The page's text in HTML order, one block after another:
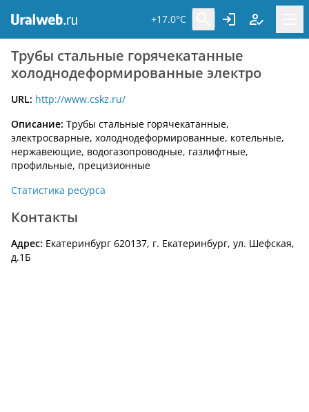
+17.0°C
Трубы стальные горячекатанные
холоднодеформированные электро
URL: http://www.cskz.ru/
Описание: Трубы стальные горячекатанные,
электросварные, холоднодеформированные, котельные,
нержавеющие, водогазопроводные, газлифтные,
профильные, прецизионные
Статистика ресурса
Контакты
Адрес: Екатеринбург 620137, г. Екатеринбург, ул. Шефская,
д.1Б